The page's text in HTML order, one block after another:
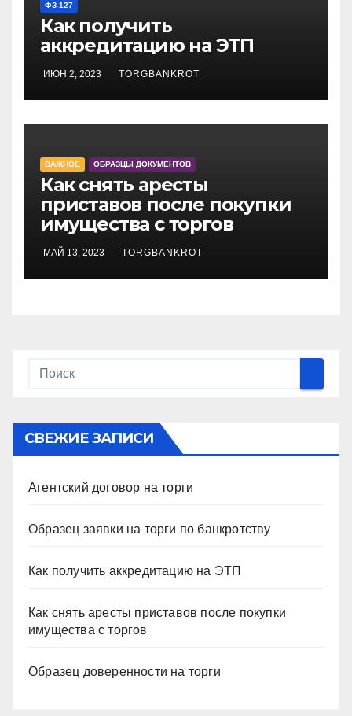
ФЗ-127
Как получить
аккредитацию на ЭТП
ИЮН 2, 2023 TORGBANKROT
ВАЖНОЕ ОБРАЗЦЫ ДОКУМЕНТОВ
Как снять аресты
приставов после покупки
имущества с торгов
МАЙ 13, 2023 TORGBANKROT
СВЕЖИЕ ЗАПИСИ
Агентский договор на торги
Образец заявки на торги по банкротству
Как получить аккредитацию на ЭТП
Как снять аресты приставов после покупки
имущества с торгов
Образец доверенности на торги